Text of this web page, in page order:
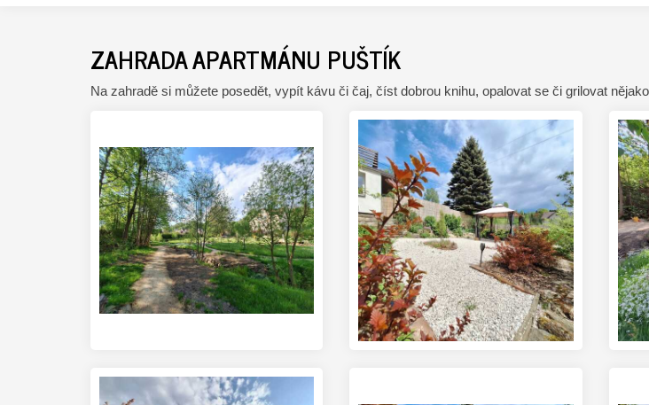
ZAHRADA APARTMÁNU PUŠTÍK
Na zahradě si můžete posedět, vypít kávu či čaj, číst dobrou knihu, opalovat se či grilovat